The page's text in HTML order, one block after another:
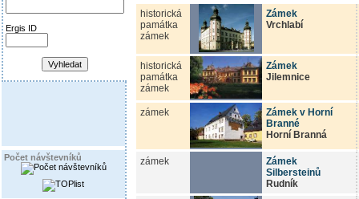
Ergis ID
Počet návštevníků
historická
památka
zámek
Zámek
Vrchlabí
historická
památka
zámek
Zámek
Jilemnice
zámek
Zámek v Horní
Branné
Horní Branná
zámek
Zámek
Silbersteinů
Rudník